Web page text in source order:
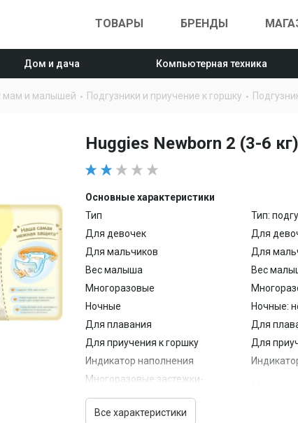
ТОВАРЫ БРЕНДЫ
Дом и дача Компьютерная техника
мам и малышей Подгузники и приучение к горшку
Huggies Newborn 2 (3-6 кг)
Основные характеристики
Тип
Тип:
Для девочек
Для
Для мальчиков
Для
Вес малыша
Вес
Многоразовые
Ночные
Ночные:
Для плавания
Для
Для приучения к горшку
Для
Индикатор наполнения
Многоразовые застежки-
Число штук в упаковке
Все характеристики